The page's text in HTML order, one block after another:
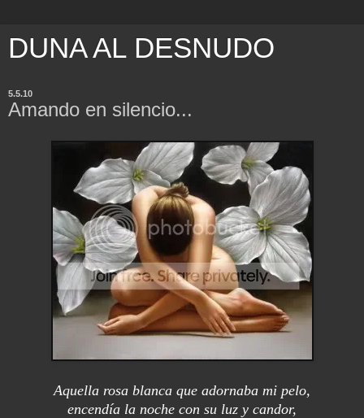
DUNA AL DESNUDO
5.5.10
Amando en silencio...
Aquella rosa blanca que adornaba mi pelo,
encendía la noche con su luz y candor,